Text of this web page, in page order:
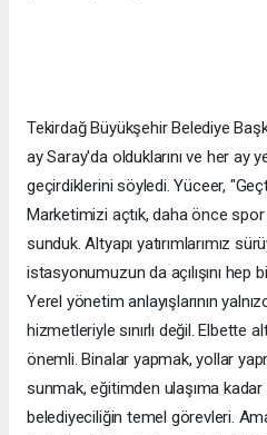
Tekirdağ Büyükşehir Belediye
ay Saray'da olduklarını ve her ay
geçirdiklerini söyledi. Yüceer,
Marketimizi açtık, daha önce
sunduk. Altyapı yatırımlarımız
istasyonumuzun da açılışını hep
Yerel yönetim anlayışlarının
hizmetleriyle sınırlı değil. Elbette
önemli. Binalar yapmak, yollar
sunmak, eğitimden ulaşıma
belediyeciliğin temel görevleri.